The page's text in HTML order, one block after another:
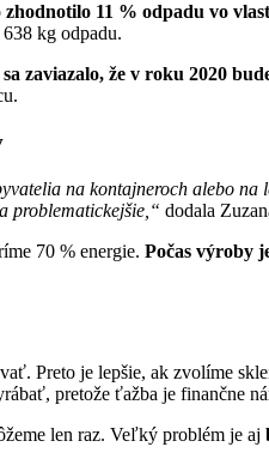
11 % odpadu vo
kg odpadu.
sa zaviazalo, že v roku 2020
na kontajneroch alebo
problematickejšie,“ dodala
70 % energie. Počas výroby
Preto je lepšie, ak zvolíme
pretože ťažba je finančne
len raz. Veľký problém je aj